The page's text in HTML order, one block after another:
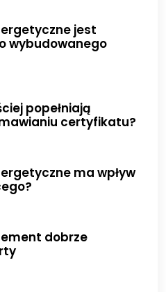
jest
wybudowanego
popełniają
certyfikatu?
ma wpływ
dobrze